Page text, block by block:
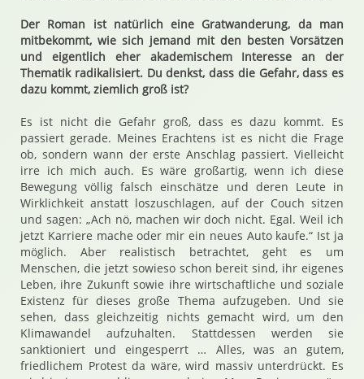
Der Roman ist natürlich eine Gratwanderung, da man
mitbekommt, wie sich jemand mit den besten Vorsätzen
und eigentlich eher akademischem Interesse an der
Thematik radikalisiert. Du denkst, dass die Gefahr, dass es
dazu kommt, ziemlich groß ist?
Es ist nicht die Gefahr groß, dass es dazu kommt. Es
passiert gerade. Meines Erachtens ist es nicht die Frage
ob, sondern wann der erste Anschlag passiert. Vielleicht
irre ich mich auch. Es wäre großartig, wenn ich diese
Bewegung völlig falsch einschätze und deren Leute in
Wirklichkeit anstatt loszuschlagen, auf der Couch sitzen
und sagen: „Ach nö, machen wir doch nicht. Egal. Weil ich
jetzt Karriere mache oder mir ein neues Auto kaufe.“ Ist ja
möglich. Aber realistisch betrachtet, geht es um
Menschen, die jetzt sowieso schon bereit sind, ihr eigenes
Leben, ihre Zukunft sowie ihre wirtschaftliche und soziale
Existenz für dieses große Thema aufzugeben. Und sie
sehen, dass gleichzeitig nichts gemacht wird, um den
Klimawandel aufzuhalten. Stattdessen werden sie
sanktioniert und eingesperrt … Alles, was an gutem,
friedlichem Protest da wäre, wird massiv unterdrückt. Es